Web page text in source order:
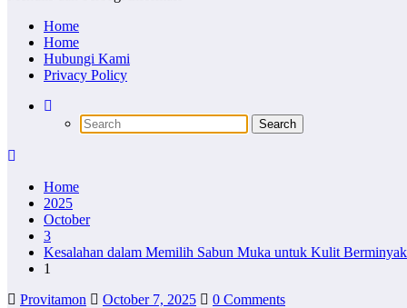
Home
Home
Hubungi Kami
Privacy Policy
Home
2025
October
3
Kesalahan dalam Memilih Sabun Muka untuk Kulit Berminyak
1
Provitamon
October 7, 2025 0 Comments